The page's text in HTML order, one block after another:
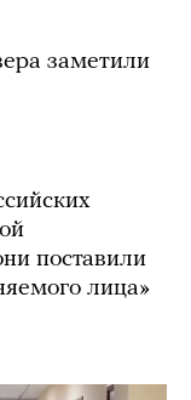
заметили
поставили
лица»